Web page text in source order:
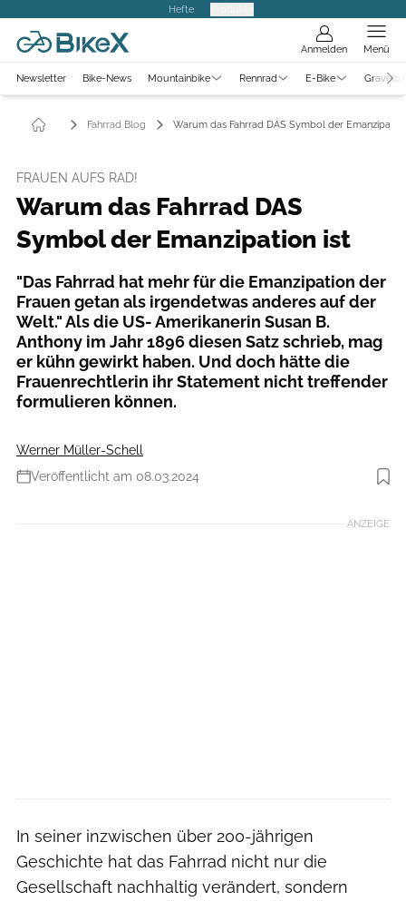
Hefte
Anmelden Menü
Newsletter Bike-News Mountainbike Rennrad E-Bike
Fahrrad Blog Warum das Fahrrad DAS Symbol der
FRAUEN AUFS RAD!
Warum das Fahrrad DAS
Symbol der Emanzipation ist
"Das Fahrrad hat mehr für die Emanzipation der
Frauen getan als irgendetwas anderes auf der
Welt." Als die US- Amerikanerin Susan B.
Anthony im Jahr 1896 diesen Satz schrieb, mag
er kühn gewirkt haben. Und doch hätte die
Frauenrechtlerin ihr Statement nicht treffender
formulieren können.
Werner Müller-Schell
Veröffentlicht am 08.03.2024
Foto: Getty Images / ilbusca
ANZEIGE
In seiner inzwischen über 200-jährigen
Geschichte hat das Fahrrad nicht nur die
Gesellschaft nachhaltig verändert, sondern